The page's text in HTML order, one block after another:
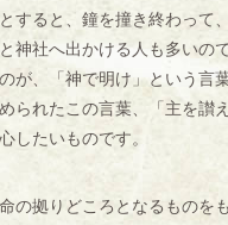
すると、鐘を撞き終わって
神社へ出かける人も多いの
が、「神で明け」という言
られたこの言葉、「主を
したいものです。
の拠りどころとなるものを